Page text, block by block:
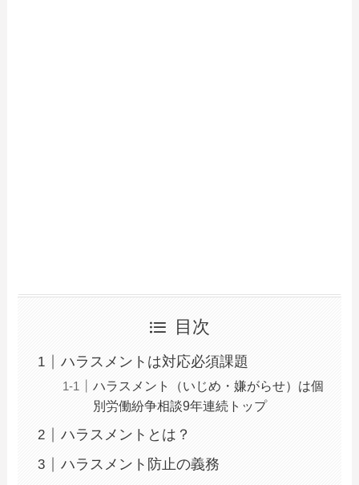
目次
ハラスメントは対応必須課題
ハラスメント（いじめ・嫌がらせ）は個
別労働紛争相談9年連続トップ
ハラスメントとは？
ハラスメント防止の義務